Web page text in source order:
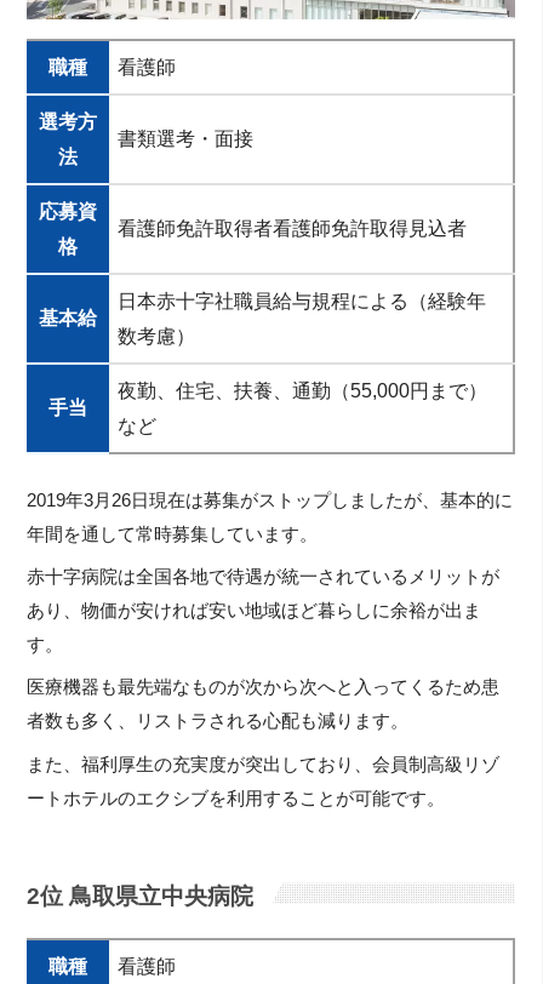
職種 看護師
選考方
法
書類選考・面接
応募資
格
看護師免許取得者看護師免許取得見込者
基本給
日本赤十字社職員給与規程による（経験年
数考慮）
手当
夜勤、住宅、扶養、通勤（55,000円まで）
など
2019年3月26日現在は募集がストップしましたが、基本的に
年間を通して常時募集しています。
赤十字病院は全国各地で待遇が統一されているメリットが
あり、物価が安ければ安い地域ほど暮らしに余裕が出ま
す。
医療機器も最先端なものが次から次へと入ってくるため患
者数も多く、リストラされる心配も減ります。
また、福利厚生の充実度が突出しており、会員制高級リゾ
ートホテルのエクシブを利用することが可能です。
2位 鳥取県立中央病院
職種 看護師